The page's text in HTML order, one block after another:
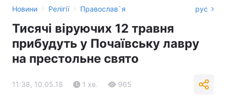
Новини › Релігії › Православ`я рус
Тисячі віруючих 12 травня
прибудуть у Почаївську лавру
на престольне свято
11:38, 10.05.18 1 хв. 965